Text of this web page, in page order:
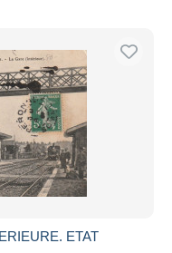
ETAT